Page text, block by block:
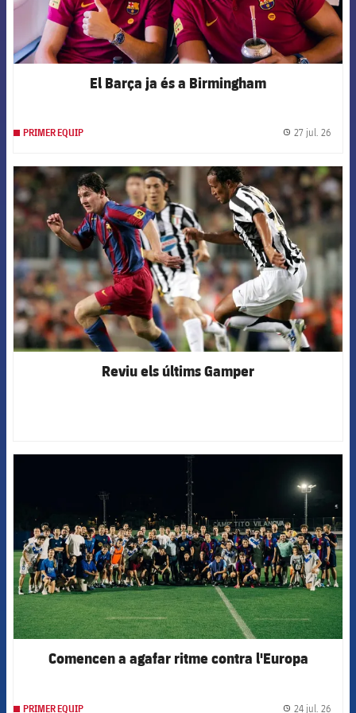
El Barça ja és a Birmingham
PRIMER EQUIP 27 jul. 26
FCB Barcelona badge
Reviu els últims Gamper
FCB Barcelona badge
Comencen a agafar ritme contra l'Europa
PRIMER EQUIP 24 jul. 26